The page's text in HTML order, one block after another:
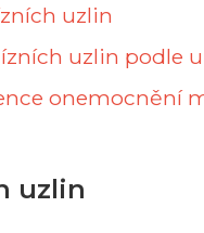
uzlin
uzlin podle
onemocnění
uzlin